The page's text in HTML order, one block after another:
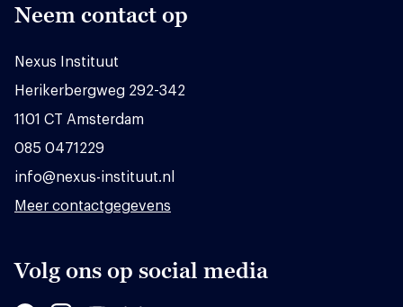
Neem contact op
Nexus Instituut
Herikerbergweg 292-342
1101 CT Amsterdam
085 0471229
info@nexus-instituut.nl
Meer contactgegevens
Volg ons op social media